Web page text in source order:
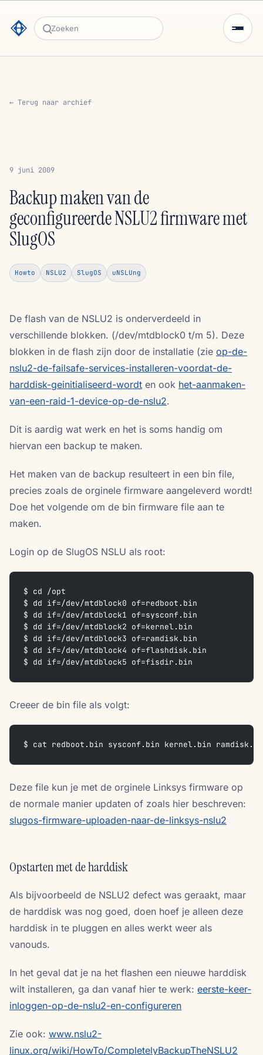
Zoeken
← Terug naar archief
9 juni 2009
Backup maken van de
geconfigureerde NSLU2 firmware met
SlugOS
Howto NSLU2 SlugOS uNSLUng
De flash van de NSLU2 is onderverdeeld in
verschillende blokken. (/dev/mtdblock0 t/m 5). Deze
blokken in de flash zijn door de installatie (zie op-de-
nslu2-de-failsafe-services-installeren-voordat-de-
harddisk-geinitialiseerd-wordt en ook het-aanmaken-
van-een-raid-1-device-op-de-nslu2.
Dit is aardig wat werk en het is soms handig om
hiervan een backup te maken.
Het maken van de backup resulteert in een bin file,
precies zoals de orginele firmware aangeleverd wordt!
Doe het volgende om de bin firmware file aan te
maken.
Login op de SlugOS NSLU als root:
$ cd /opt
$ dd if=/dev/mtdblock0 of=redboot.bin
$ dd if=/dev/mtdblock1 of=sysconf.bin
$ dd if=/dev/mtdblock2 of=kernel.bin
$ dd if=/dev/mtdblock3 of=ramdisk.bin
$ dd if=/dev/mtdblock4 of=flashdisk.bin
$ dd if=/dev/mtdblock5 of=fisdir.bin
Creeer de bin file als volgt:
$ cat redboot.bin sysconf.bin kernel.bin
Deze file kun je met de orginele Linksys firmware op
de normale manier updaten of zoals hier beschreven:
slugos-firmware-uploaden-naar-de-linksys-nslu2
Opstarten met de harddisk
Als bijvoorbeeld de NSLU2 defect was geraakt, maar
de harddisk was nog goed, doen hoef je alleen deze
harddisk in te pluggen en alles werkt weer als
vanouds.
In het geval dat je na het flashen een nieuwe harddisk
wilt installeren, ga dan vanaf hier te werk: eerste-keer-
inloggen-op-de-nslu2-en-configureren
Zie ook: www.nslu2-
linux.org/wiki/HowTo/CompletelyBackupTheNSLU2